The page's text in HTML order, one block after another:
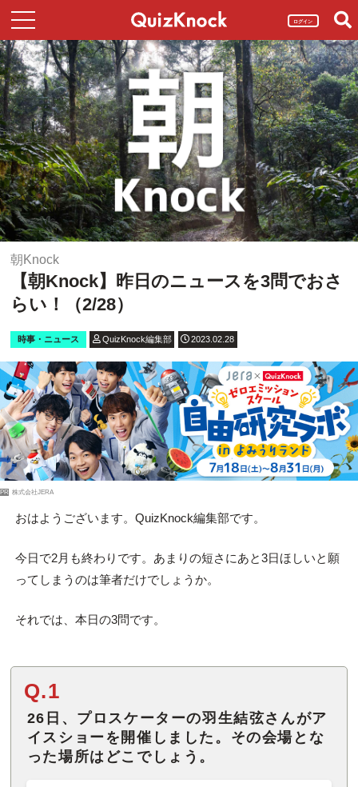
ログイン
朝Knock
【朝Knock】昨日のニュースを3問でおさ
らい！（2/28）
時事・ニュース QuizKnock編集部 2023.02.28
PR 株式会社JERA
おはようございます。QuizKnock編集部です。
今日で2月も終わりです。あまりの短さにあと3日ほしいと願
ってしまうのは筆者だけでしょうか。
それでは、本日の3問です。
Q.1
26日、プロスケーターの羽生結弦さんがア
イスショーを開催しました。その会場とな
った場所はどこでしょう。